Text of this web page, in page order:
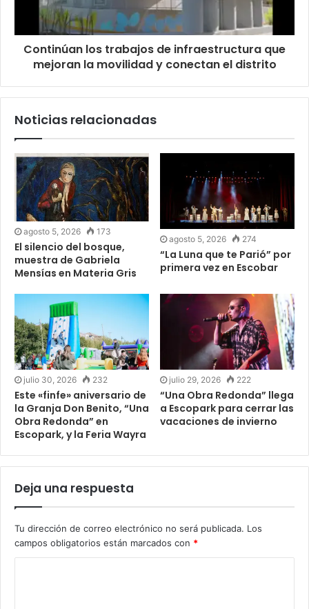
Continúan los trabajos de infraestructura que
mejoran la movilidad y conectan el distrito
Noticias relacionadas
agosto 5, 2026 173
El silencio del bosque,
muestra de Gabriela
Mensías en Materia Gris
agosto 5, 2026 274
“La Luna que te Parió” por
primera vez en Escobar
julio 30, 2026 232
Este «finfe» aniversario de
la Granja Don Benito, “Una
Obra Redonda” en
Escopark, y la Feria Wayra
julio 29, 2026 222
“Una Obra Redonda” llega
a Escopark para cerrar las
vacaciones de invierno
Deja una respuesta
Tu dirección de correo electrónico no será publicada. Los
campos obligatorios están marcados con *